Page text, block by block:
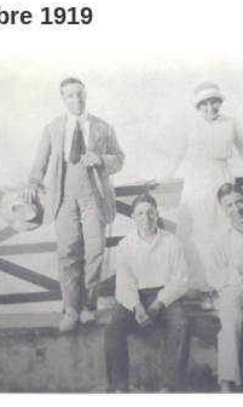
1919